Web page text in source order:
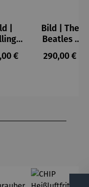
|
-
Preis:
€
Bild | The
Beatles -
Wortmale
rei SAXA
Regulärer
290,00 €